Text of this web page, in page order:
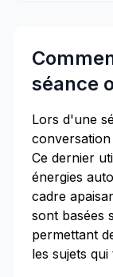
séance
Lors d'une
Ce dernier
énergies
cadre
sont basées
permettant
les sujets